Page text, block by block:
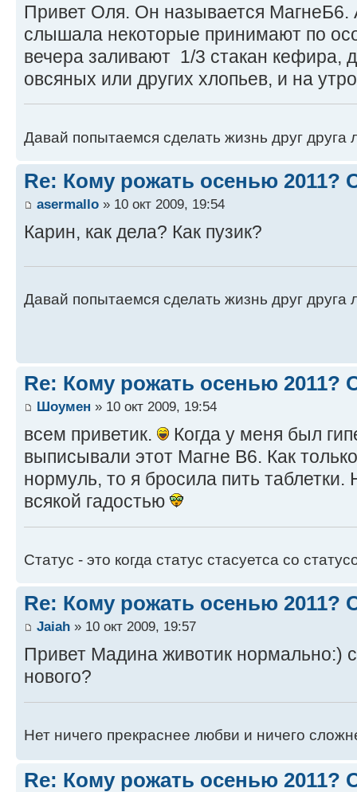
Привет Оля. Он называется МагнеБ6.
слышала некоторые принимают по
вечера заливают 1/3 стакан кефира,
овсяных или других хлопьев, и на
Давай попытаемся сделать жизнь друг друга
Re: Кому рожать осенью 2011?
asermallo » 10 окт 2009, 19:54
Карин, как дела? Как пузик?
Давай попытаемся сделать жизнь друг друга
Re: Кому рожать осенью 2011?
Шоумен » 10 окт 2009, 19:54
всем приветик.
Когда у меня был
выписывали этот Магне В6. Как
нормуль, то я бросила пить
всякой гадостью
Статус - это когда статус стасуетса со
Re: Кому рожать осенью 2011?
Jaiah » 10 окт 2009, 19:57
Привет Мадина животик нормально:)
нового?
Нет ничего прекраснее любви и ничего
Re: Кому рожать осенью 2011?